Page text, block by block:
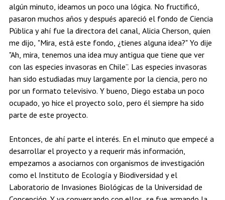
algún minuto, ideamos un poco una lógica. No fructificó,
pasaron muchos años y después apareció el fondo de Ciencia
Pública y ahí fue la directora del canal, Alicia Cherson, quien
me dijo, "Mira, está este fondo, ¿tienes alguna idea?" Yo dije
"Ah, mira, tenemos una idea muy antigua que tiene que ver
con las especies invasoras en Chile”. Las especies invasoras
han sido estudiadas muy largamente por la ciencia, pero no
por un formato televisivo. Y bueno, Diego estaba un poco
ocupado, yo hice el proyecto solo, pero él siempre ha sido
parte de este proyecto.
Entonces, de ahí parte el interés. En el minuto que empecé a
desarrollar el proyecto y a requerir más información,
empezamos a asociarnos con organismos de investigación
como el Instituto de Ecología y Biodiversidad y el
Laboratorio de Invasiones Biológicas de la Universidad de